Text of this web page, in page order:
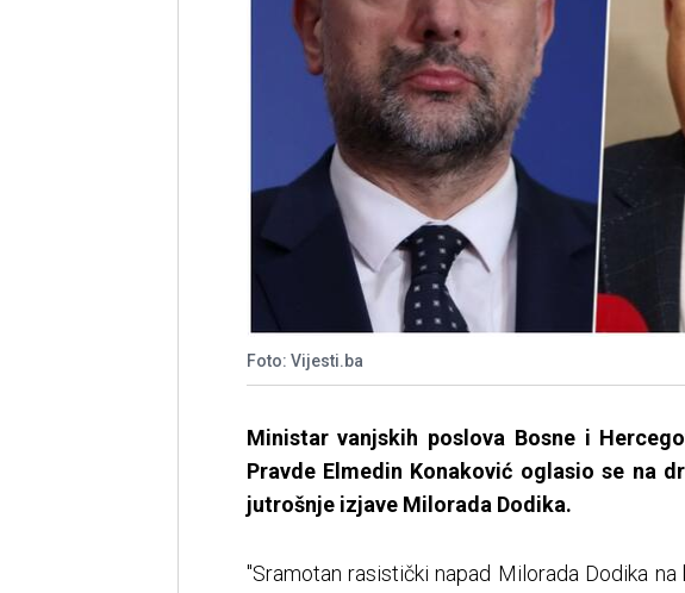
Foto: Vijesti.ba
Ministar vanjskih poslova Bosne i
Pravde Elmedin Konaković oglasio se na
jutrošnje izjave Milorada Dodika.
"Sramotan rasistički napad Milorada Dodika